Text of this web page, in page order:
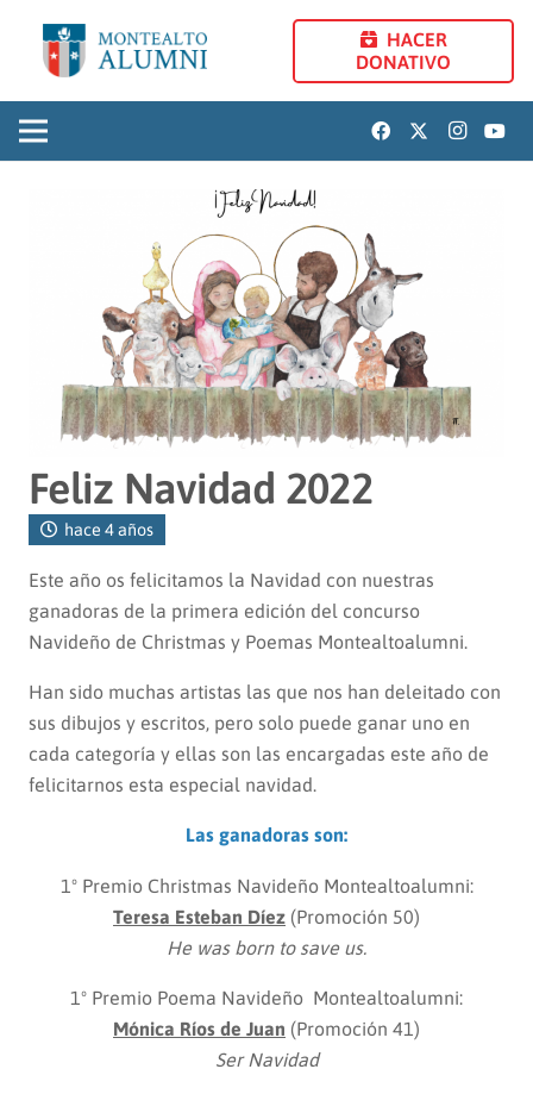
HACER
DONATIVO
Feliz Navidad 2022
hace 4 años
Este año os felicitamos la Navidad con nuestras
ganadoras de la primera edición del concurso
Navideño de Christmas y Poemas Montealtoalumni.
Han sido muchas artistas las que nos han deleitado con
sus dibujos y escritos, pero solo puede ganar uno en
cada categoría y ellas son las encargadas este año de
felicitarnos esta especial navidad.
Las ganadoras son:
1º Premio Christmas Navideño Montealtoalumni:
Teresa Esteban Díez (Promoción 50)
He was born to save us.
1º Premio Poema Navideño Montealtoalumni:
Mónica Ríos de Juan (Promoción 41)
Ser Navidad